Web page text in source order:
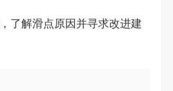
了解滑点原因并寻求改进建